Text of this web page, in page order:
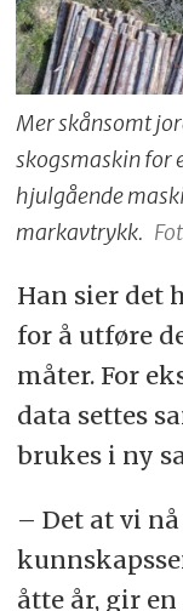
Mer skånsomt
skogsmaskin for
hjulgående
markavtrykk.
Han sier det
for å utføre
måter. For
data settes
brukes i ny
– Det at vi
åtte år, gir